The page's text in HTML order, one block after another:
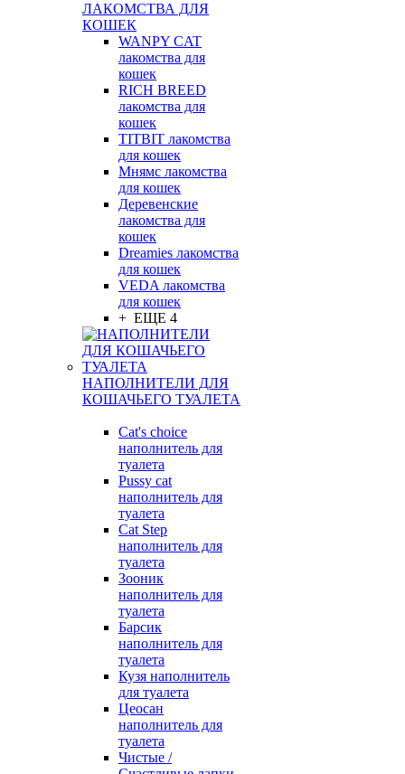
ЛАКОМСТВА ДЛЯ
КОШЕК
WANPY CAT
лакомства для
кошек
RICH BREED
лакомства для
кошек
TITBIT лакомства
для кошек
Мнямс лакомства
для кошек
Деревенские
лакомства для
кошек
Dreamies лакомства
для кошек
VEDA лакомства
для кошек
+ ЕЩЕ 4
НАПОЛНИТЕЛИ ДЛЯ
КОШАЧЬЕГО ТУАЛЕТА
Cat's choice
наполнитель для
туалета
Pussy cat
наполнитель для
туалета
Cat Step
наполнитель для
туалета
Зооник
наполнитель для
туалета
Барсик
наполнитель для
туалета
Кузя наполнитель
для туалета
Цеосан
наполнитель для
туалета
Чистые /